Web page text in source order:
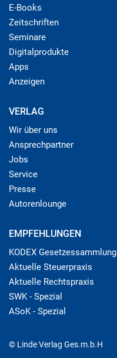
E-Books
Zeitschriften
Seminare
Digitalprodukte
Apps
Anzeigen
VERLAG
Wir über uns
Ansprechpartner
Jobs
Service
Presse
Autorenlounge
EMPFEHLUNGEN
KODEX Gesetzessammlung
Aktuelle Steuerpraxis
Aktuelle Rechtspraxis
SWK - Spezial
ASoK - Spezial
© Linde Verlag Ges.m.b.H